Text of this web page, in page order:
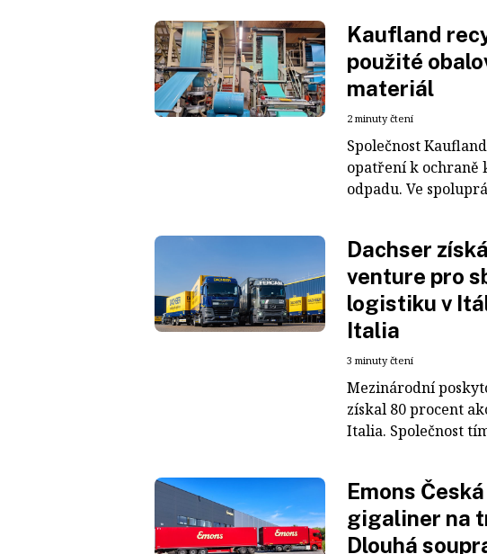
Kaufland
použité
materiál
2 minuty čtení
Společnost
opatření k ochraně
odpadu. Ve
Dachser
venture pro
logistiku v
Italia
3 minuty čtení
Mezinárodní
získal 80 procent
Italia. Společnost
Emons
gigaliner na
Dlouhá